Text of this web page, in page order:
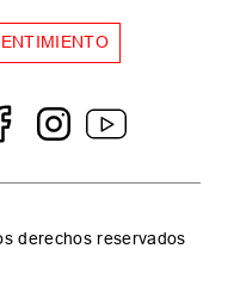
derechos reservados